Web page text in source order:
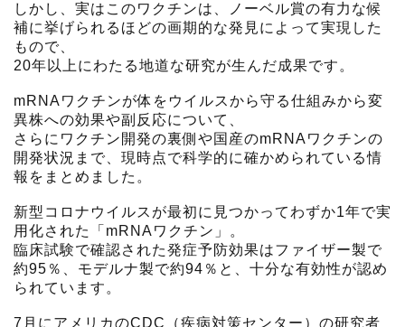
しかし、実はこのワクチンは、ノーベル賞の有力な候
補に挙げられるほどの画期的な発見によって実現した
もので、
20年以上にわたる地道な研究が生んだ成果です。
mRNAワクチンが体をウイルスから守る仕組みから変
異株への効果や副反応について、
さらにワクチン開発の裏側や国産のmRNAワクチンの
開発状況まで、現時点で科学的に確かめられている情
報をまとめました。
新型コロナウイルスが最初に見つかってわずか1年で実
用化された「mRNAワクチン」。
臨床試験で確認された発症予防効果はファイザー製で
約95％、モデルナ製で約94％と、十分な有効性が認め
られています。
7月にアメリカのCDC（疾病対策センター）の研究者